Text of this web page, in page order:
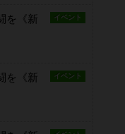
イベント
を《新
イベント
を《新